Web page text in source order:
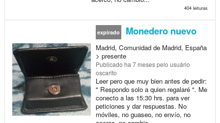
404 leituras
expirado Monedero nuevo
Madrid, Comunidad de Madrid, España
> presente
Publicado ha 7 mesespelo usuário
oscarito
Leer pero que muy bien antes de pedir:
" Respondo solo a quien regalaré ". Me
conecto a las 15:30 hrs. para ver
peticiones y dar respuestas. No
móviles, no guaseo, no envío, no